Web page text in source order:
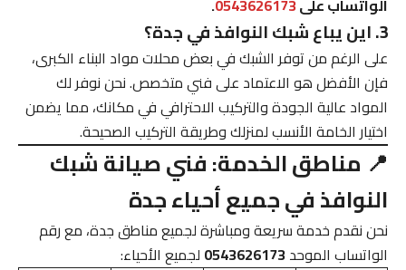
3. اين يباع شبك النوافذ في جدة؟
على الرغم من توفر الشبك في بعض محلات مواد البناء الكبرى،
فإن الأفضل هو الاعتماد على فني متخصص. نحن نوفر لك
المواد عالية الجودة والتركيب الاحترافي في مكانك، مما يضمن
اختيار الخامة الأنسب لمنزلك وطريقة التركيب الصحيحة.
📍 مناطق الخدمة: فني صيانة شبك
النوافذ في جميع أحياء جدة
نحن نقدم خدمة سريعة ومباشرة لجميع مناطق جدة، مع رقم
الواتساب الموحد0543626173 لجميع الأحياء: